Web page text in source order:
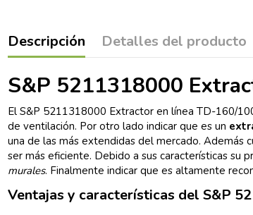
Descripción Detalles del producto
S&P 5211318000
El S&P 5211318000 Extractor en línea TD-160/
de ventilación. Por otro lado indicar que es un
una de las más extendidas del mercado.
ser más eficiente. Debido a sus características su
murales. Finalmente indicar que es altamente
Ventajas y características del S&P